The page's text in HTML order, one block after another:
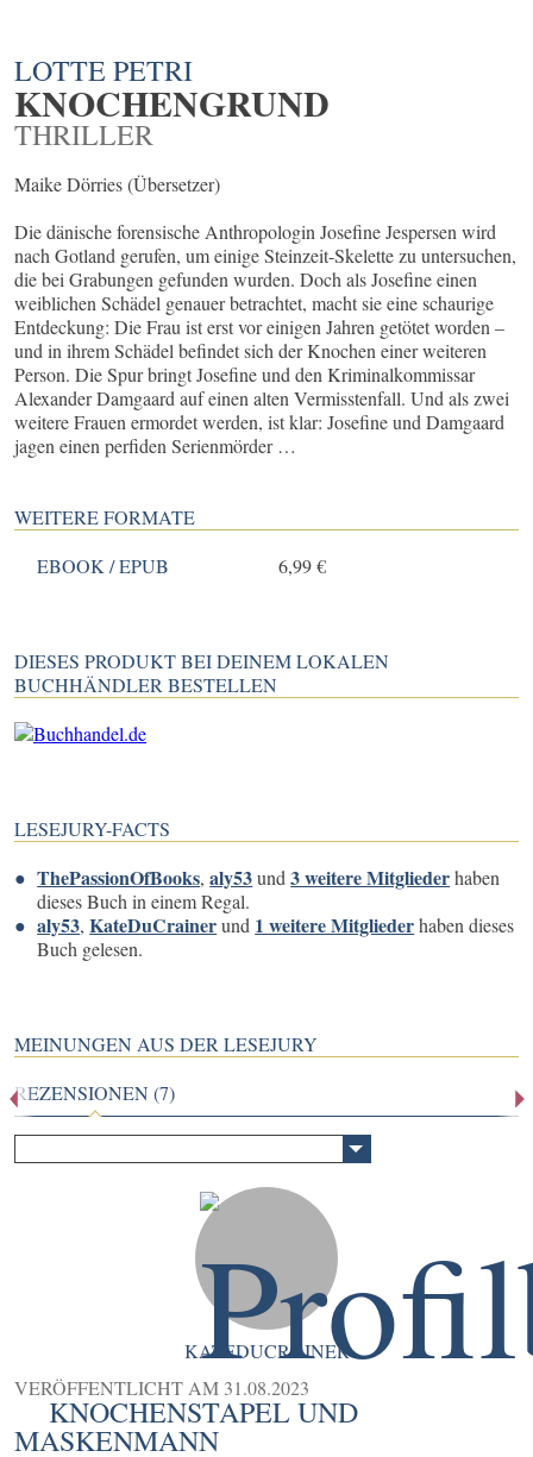
LOTTE PETRI
KNOCHENGRUND
THRILLER
Maike Dörries (Übersetzer)
Die dänische forensische Anthropologin Josefine Jespersen wird
nach Gotland gerufen, um einige Steinzeit-Skelette zu untersuchen,
die bei Grabungen gefunden wurden. Doch als Josefine einen
weiblichen Schädel genauer betrachtet, macht sie eine schaurige
Entdeckung: Die Frau ist erst vor einigen Jahren getötet worden –
und in ihrem Schädel befindet sich der Knochen einer weiteren
Person. Die Spur bringt Josefine und den Kriminalkommissar
Alexander Damgaard auf einen alten Vermisstenfall. Und als zwei
weitere Frauen ermordet werden, ist klar: Josefine und Damgaard
jagen einen perfiden Serienmörder …
WEITERE FORMATE
EBOOK / EPUB
6,99 €
DIESES PRODUKT BEI DEINEM LOKALEN
BUCHHÄNDLER BESTELLEN
LESEJURY-FACTS
ThePassionOfBooks,aly53und3 weitere Mitgliederhaben
dieses Buch in einem Regal.
aly53,KateDuCrainerund 1 weitere Mitgliederhaben dieses
Buch gelesen.
MEINUNGEN AUS DER LESEJURY
REZENSIONEN (7)
KATEDUCRAINER
VERÖFFENTLICHT AM 31.08.2023
KNOCHENSTAPEL UND
MASKENMANN